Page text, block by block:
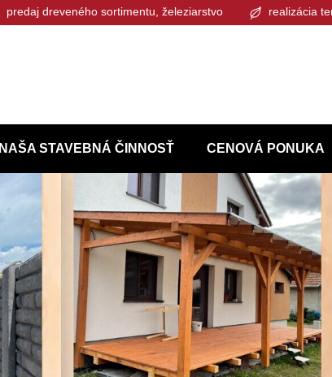
NAŠA STAVEBNÁ ČINNOSŤ CENOVÁ PONUKA
predaj dreveného sortimentu, železiarstvo realizácia